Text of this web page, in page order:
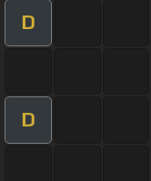
D
D